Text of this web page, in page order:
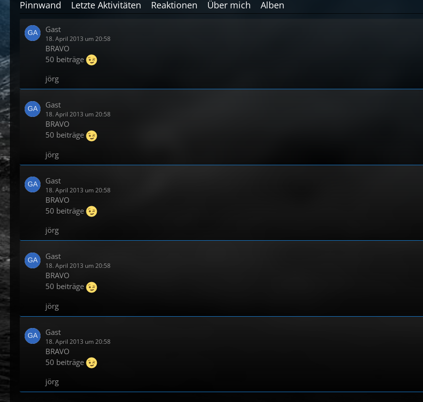
Pinnwand Letzte Aktivitäten Reaktionen Über mich Alben
Gast
18. April 2013 um 20:58
BRAVO
50 beiträge
jörg
Gast
18. April 2013 um 20:58
BRAVO
50 beiträge
jörg
Gast
18. April 2013 um 20:58
BRAVO
50 beiträge
jörg
Gast
18. April 2013 um 20:58
BRAVO
50 beiträge
jörg
Gast
18. April 2013 um 20:58
BRAVO
50 beiträge
jörg